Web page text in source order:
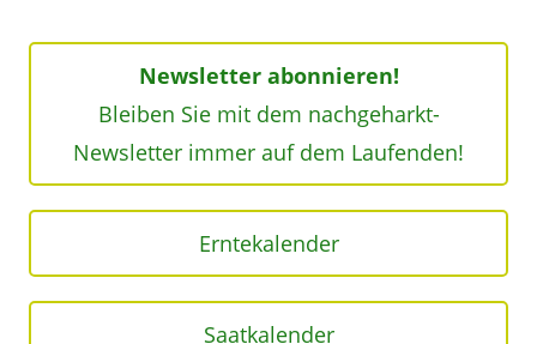
Newsletter abonnieren!
Bleiben Sie mit dem nachgeharkt-
Newsletter immer auf dem Laufenden!
Erntekalender
Saatkalender